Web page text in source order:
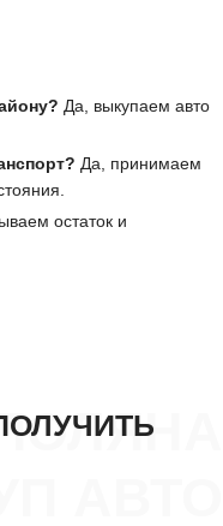
Да, выкупаем авто
Да, принимаем
остаток и